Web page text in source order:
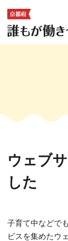
ウェブ
した
子育て中などで
ビスを集めたウ